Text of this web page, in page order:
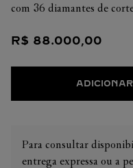
com 36 diamantes de
R$ 88.000,00
Para consultar
entrega expressa ou a